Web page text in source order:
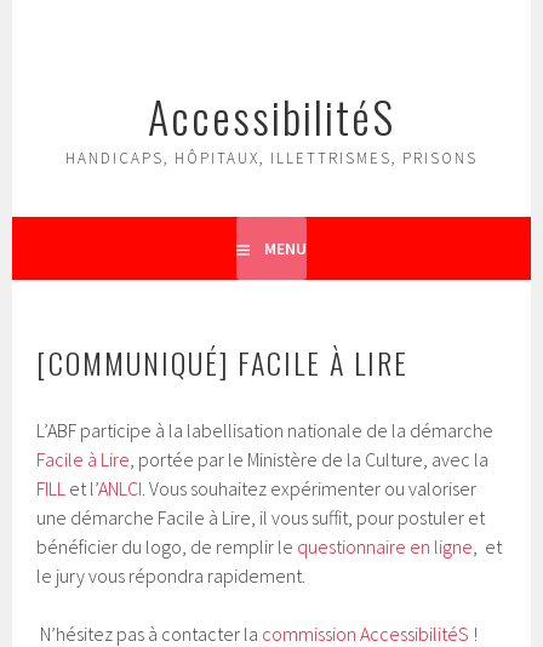
AccessibilitéS
HANDICAPS, HÔPITAUX, ILLETTRISMES, PRISONS
MENU
[COMMUNIQUÉ] FACILE À LIRE
L’ABF participe à la labellisation nationale de la démarche
Facile à Lire, portée par le Ministère de la Culture, avec la
FILL et l’ANLCI. Vous souhaitez expérimenter ou valoriser
une démarche Facile à Lire, il vous suffit, pour postuler et
bénéficier du logo, de remplir le questionnaire en ligne, et
le jury vous répondra rapidement.
N’hésitez pas à contacter la commission AccessibilitéS !